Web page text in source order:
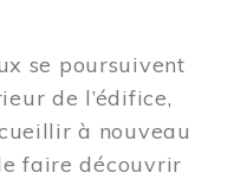
se poursuivent
de l’édifice,
à nouveau
faire découvrir